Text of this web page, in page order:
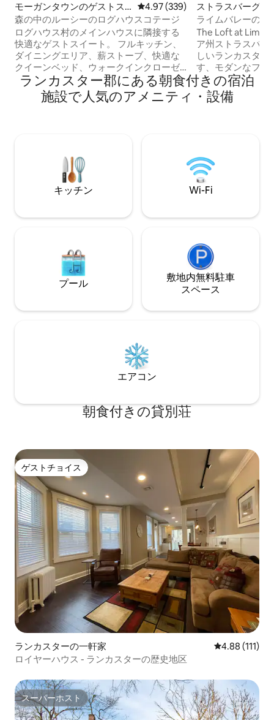
モーガンタウンのゲストス
イート
レビュー339件、5つ星中4.97つ
4.97 (339)
森の中のルーシーのログハウスコテージ
ログハウス村のメインハウスに隣接する
快適なゲストスイート。 フルキッチン、
ダイニングエリア、薪ストーブ、快適な
クイーンベッド、ウォークインクローゼ
ット、ゲーム、100本の映画。 ウォーク
インシャワーとビルトインシート。 テラ
スエリアへのドア、ビストロテーブル、
Amazon、Disney]、ブルーレイプレーヤ
ー、Google Nest Miniがあります。 新鮮
な卵、ジュース、牛乳、パン、コーヒ
ー、紅茶、自家製ピッツェッレなどの朝
ストラスバーグの
ライムバレーのロ
州ストラスバーグ
The Loft at Lime
ア州ストラスバー
しいランカスタ
す、モダンなファ
アパートです。ゲ
ン、ランドリー
ーム、広々とし
ン、アウトレット
ます。The
の朝食用の$15.00
ています。
ランカスター郡にある朝食付きの宿泊
施設で人気のアメニティ・設備
キッチン Wi-Fi
プール
敷地内無料駐⁠車
ス⁠ペ⁠ー⁠ス
エアコン
朝食付きの貸別荘
ゲストチョイス
ゲストチョイス
ランカスターの一軒家 レビュー111
4.88 (111)
ロイヤーハウス - ランカスターの歴史地区
スーパーホスト
スーパーホスト